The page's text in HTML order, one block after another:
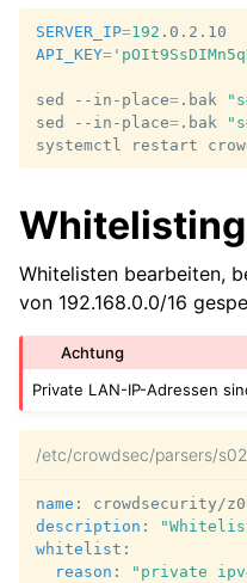
SERVER_IP=192
API_KEY=
sed --in-place= .bak
sed
--in-place= .bak
systemctl
restart
Whitelisting
Whitelisten bearbeiten,
von 192.168.0.0/16
Achtung
Private LAN-IP-Adressen
/etc/crowdsec/parsers/
name :
crowdsecurity/
description :
whitelist :
reason : "private